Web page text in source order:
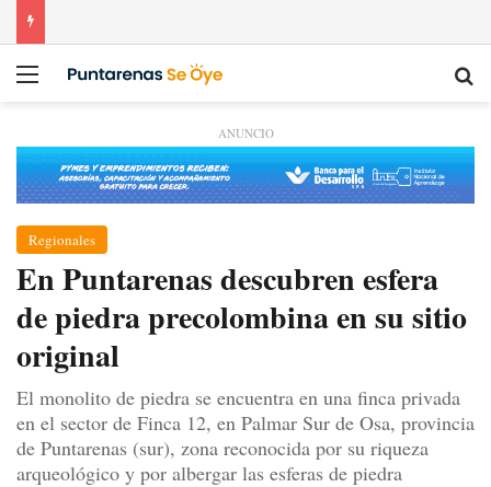
Menú
ANUNCIO
Regionales
En Puntarenas descubren esfera
de piedra precolombina en su sitio
original
El monolito de piedra se encuentra en una finca privada
en el sector de Finca 12, en Palmar Sur de Osa, provincia
de Puntarenas (sur), zona reconocida por su riqueza
arqueológico y por albergar las esferas de piedra